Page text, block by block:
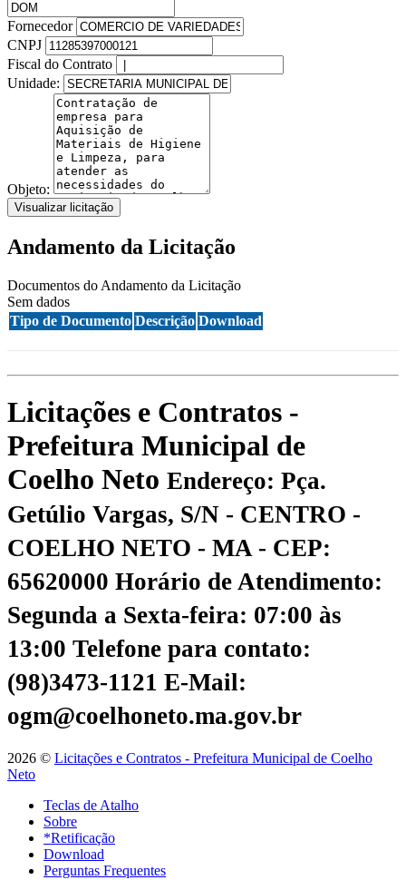
Fornecedor
CNPJ
Fiscal do Contrato
Unidade:
Objeto:
Visualizar licitação
Andamento da Licitação
Documentos do Andamento da Licitação
Sem dados
Tipo de Documento Descrição Download
Licitações e Contratos -
Prefeitura Municipal de
Coelho Neto Endereço: Pça.
Getúlio Vargas, S/N - CENTRO -
COELHO NETO - MA - CEP:
65620000 Horário de Atendimento:
Segunda a Sexta-feira: 07:00 às
13:00 Telefone para contato:
(98)3473-1121 E-Mail:
ogm@coelhoneto.ma.gov.br
2026 © Licitações e Contratos - Prefeitura Municipal de Coelho
Neto
Teclas de Atalho
Sobre
*Retificação
Download
Perguntas Frequentes